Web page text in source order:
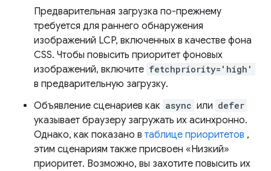
Предварительная загрузка по-прежнему
требуется для раннего обнаружения
изображений LCP, включенных в качестве фона
CSS. Чтобы повысить приоритет фоновых
изображений, включите fetchpriority='high'
в предварительную загрузку.
Объявление сценариев как async или defer
указывает браузеру загружать их асинхронно.
Однако, как показано в таблице приоритетов ,
этим сценариям также присвоен «Низкий»
приоритет. Возможно, вы захотите повысить их